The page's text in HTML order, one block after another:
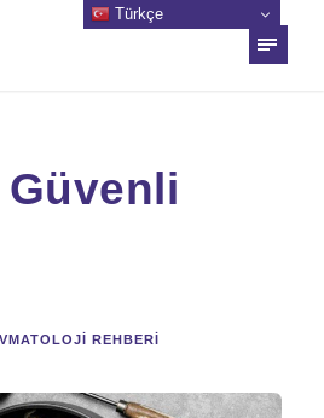
REHBERI
Türkçe